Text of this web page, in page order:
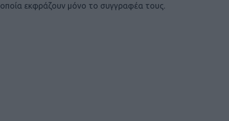
οποία εκφράζουν μόνο το συγγραφέα τους.